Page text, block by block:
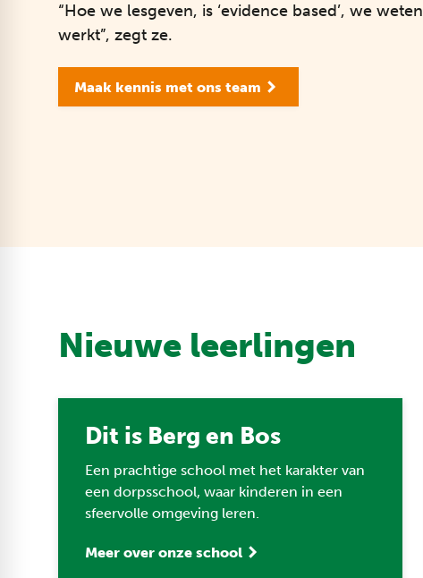
“Hoe we lesgeven, is ‘evidence based’, we
werkt”, zegt ze.
Maak kennis met ons team
Nieuwe leerlingen
Dit is Berg en Bos
Een prachtige school met het karakter van
een dorpsschool, waar kinderen in een
sfeervolle omgeving leren.
Meer over onze school